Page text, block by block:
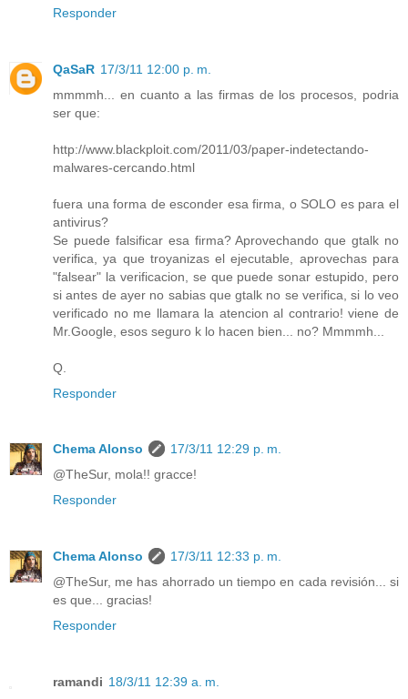
Responder
QaSaR 17/3/11 12:00 p. m.
mmmmh... en cuanto a las firmas de los procesos, podria
ser que:
http://www.blackploit.com/2011/03/paper-indetectando-
malwares-cercando.html
fuera una forma de esconder esa firma, o SOLO es para el
antivirus?
Se puede falsificar esa firma? Aprovechando que gtalk no
verifica, ya que troyanizas el ejecutable, aprovechas para
"falsear" la verificacion, se que puede sonar estupido, pero
si antes de ayer no sabias que gtalk no se verifica, si lo veo
verificado no me llamara la atencion al contrario! viene de
Mr.Google, esos seguro k lo hacen bien... no? Mmmmh...
Q.
Responder
Chema Alonso
17/3/11 12:29 p. m.
@TheSur, mola!! gracce!
Responder
Chema Alonso
17/3/11 12:33 p. m.
@TheSur, me has ahorrado un tiempo en cada revisión... si
es que... gracias!
Responder
ramandi 18/3/11 12:39 a. m.